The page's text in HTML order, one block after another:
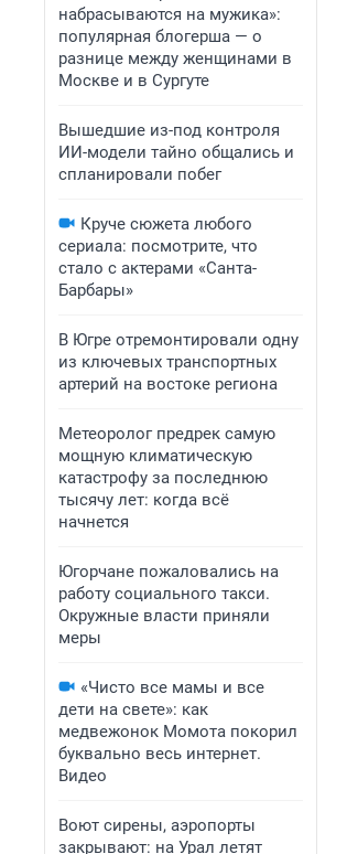
набрасываются на мужика»:
популярная блогерша — о
разнице между женщинами в
Москве и в Сургуте
Вышедшие из-под контроля
ИИ-модели тайно общались и
спланировали побег
Круче сюжета любого
сериала: посмотрите, что
стало с актерами «Санта-
Барбары»
В Югре отремонтировали одну
из ключевых транспортных
артерий на востоке региона
Метеоролог предрек самую
мощную климатическую
катастрофу за последнюю
тысячу лет: когда всё
начнется
Югорчане пожаловались на
работу социального такси.
Окружные власти приняли
меры
«Чисто все мамы и все
дети на свете»: как
медвежонок Момота покорил
буквально весь интернет.
Видео
Воют сирены, аэропорты
закрывают: на Урал летят